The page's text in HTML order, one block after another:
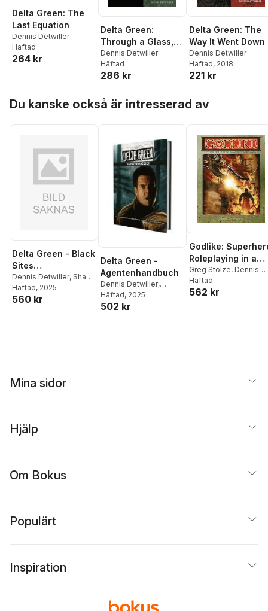
Delta Green: The
Last Equation
Dennis Detwiller
Häftad
264 kr
Delta Green:
Through a Glass,
Darkly
Dennis Detwiller
Häftad
286 kr
Delta Green: The
Way It Went Down
Dennis Detwiller
Häftad, 2018
221 kr
Du kanske också är intresserad av
Delta Green - Black
Sites
(Abenteuerantholo
gie)
Dennis Detwiller, Shane
Ivey,Adam Scott
Glancy,Caleb Stokes
Häftad, 2025
560 kr
Delta Green -
Agentenhandbuch
Dennis Detwiller,
Christopher Gunning
Shane Ivey
Häftad, 2025
502 kr
Godlike:
Roleplaying in a
World on Fire,
1936-1946
Greg Stolze, Dennis
Detwiller
Häftad
562 kr
Mina sidor
Hjälp
Om Bokus
Populärt
Inspiration